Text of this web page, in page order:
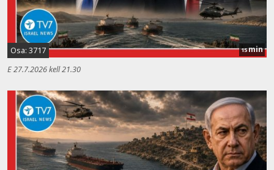
Osa: 3717 15min
E 27.7.2026 kell 21.30